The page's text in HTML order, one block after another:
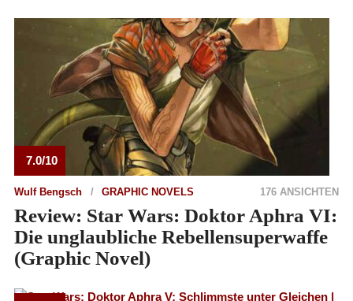
7.0/10
Wulf Bengsch GRAPHIC NOVELS 176 ANSICHTEN
Review: Star Wars: Doktor Aphra VI:
Die unglaubliche Rebellensuperwaffe
(Graphic Novel)